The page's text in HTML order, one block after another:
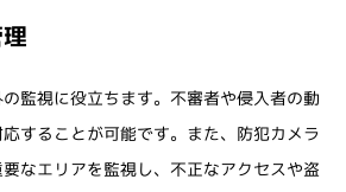
監視に役立ちます。不審者や侵入者の動
することが可能です。また、防犯カメラ
なエリアを監視し、不正なアクセスや盗